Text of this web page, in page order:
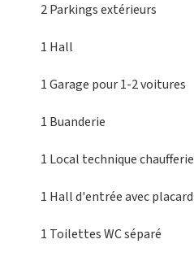
2 Parkings extérieurs
1 Hall
1 Garage pour 1-2 voitures
1 Buanderie
1 Local techniquechaufferie
1 Hall d'entréeavec placard
1 ToilettesWC séparé